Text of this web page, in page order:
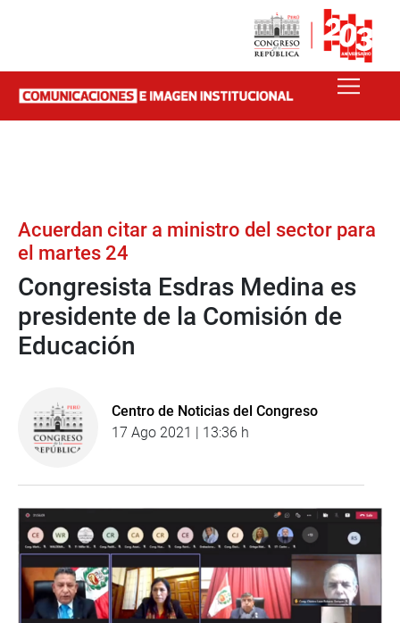
Acuerdan citar a ministro del sector para
el martes 24
Congresista Esdras Medina es
presidente de la Comisión de
Educación
Centro de Noticias del Congreso
17 Ago 2021 | 13:36 h